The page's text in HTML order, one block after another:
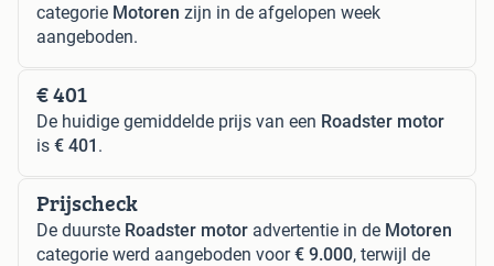
categorie Motoren zijn in de afgelopen week
aangeboden.
€ 401
De huidige gemiddelde prijs van een Roadster motor
is € 401 .
Prijscheck
De duurste Roadster motor advertentie in de Motoren
categorie werd aangeboden voor€ 9.000, terwijl de